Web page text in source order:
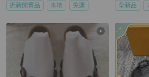
近新閒置品 本地 免運 全新品